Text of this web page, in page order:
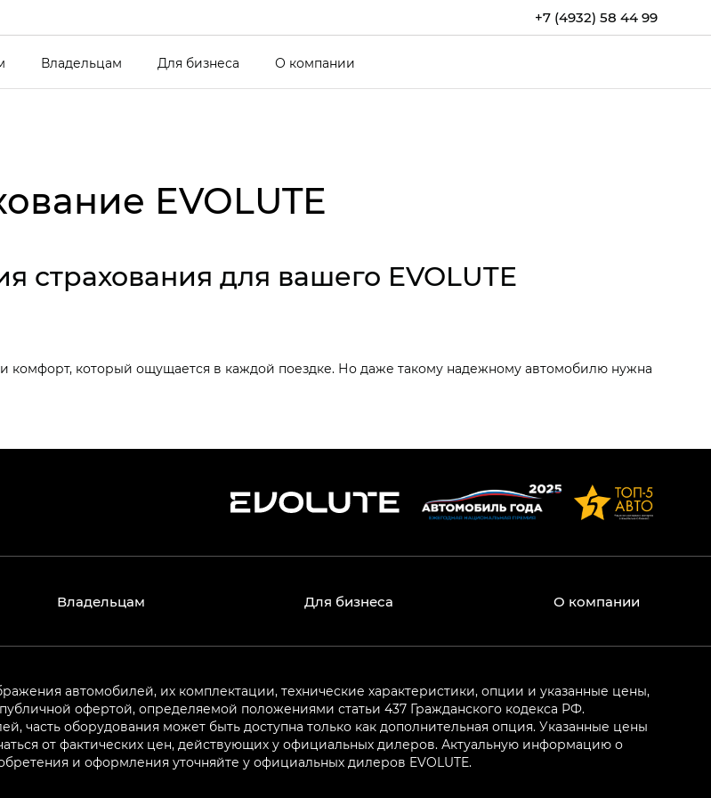
+7 (4932) 58 44 99
Владельцам Для бизнеса О компании
EVOLUTE
страхования для вашего EVOLUTE
комфорт, который ощущается в каждой поездке. Но даже такому надежному автомобилю нужна
Владельцам Для бизнеса О компании
автомобилей, их комплектации, технические характеристики, опции и указанные цены,
офертой, определяемой положениями статьи 437 Гражданского кодекса РФ.
часть оборудования может быть доступна только как дополнительная опция. Указанные цены
от фактических цен, действующих у официальных дилеров. Актуальную информацию о
и оформления уточняйте у официальных дилеров EVOLUTE.